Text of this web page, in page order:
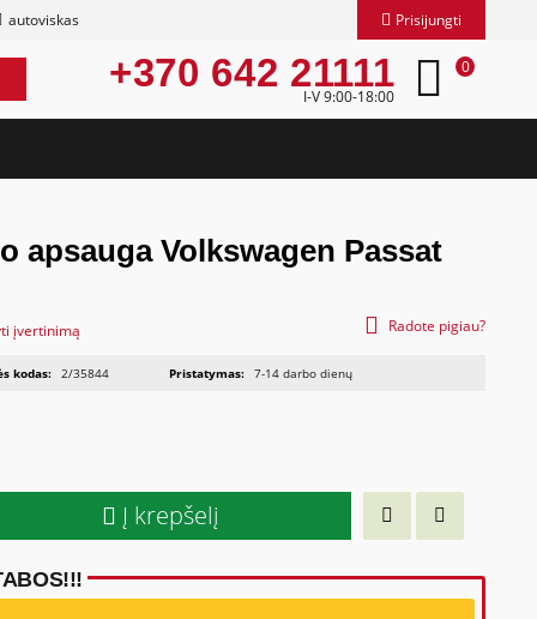
autoviskas Prisijungti
+370 642 21111
I-V 9:00-18:00
0
apsauga Volkswagen Passat
įvertinimą Radote pigiau?
kodas: 2/35844 Pristatymas: 7-14 darbo dienų
Į krepšelį